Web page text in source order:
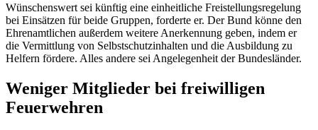
Wünschenswert sei künftig eine einheitliche Freistellungsregelung
bei Einsätzen für beide Gruppen, forderte er. Der Bund könne den
Ehrenamtlichen außerdem weitere Anerkennung geben, indem er
die Vermittlung von Selbstschutzinhalten und die Ausbildung zu
Helfern fördere. Alles andere sei Angelegenheit der Bundesländer.
Weniger Mitglieder bei freiwilligen
Feuerwehren